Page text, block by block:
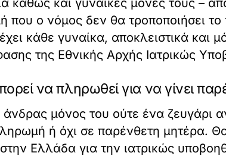
καθώς και γυναίκες μόνες τους –
που ο νόμος δεν θα τροποποιήσει
κάθε γυναίκα, αποκλειστικά και
της Εθνικής Αρχής Ιατρικώς
να πληρωθεί για να γίνει
άνδρας μόνος του ούτε ένα
ή όχι σε παρένθετη μητέρα.
Ελλάδα για την ιατρικώς